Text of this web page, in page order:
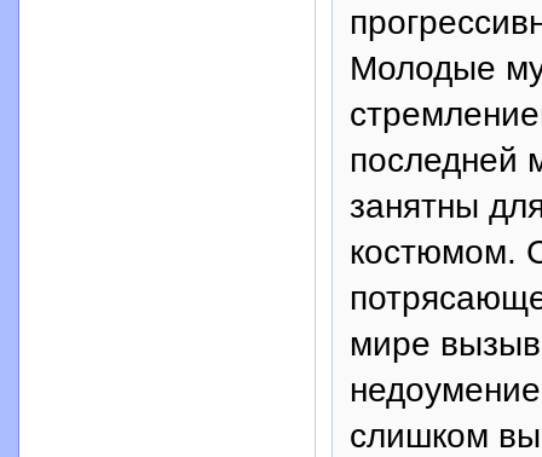
Молодые
последней
занятны
костюмом.
мире
слишком